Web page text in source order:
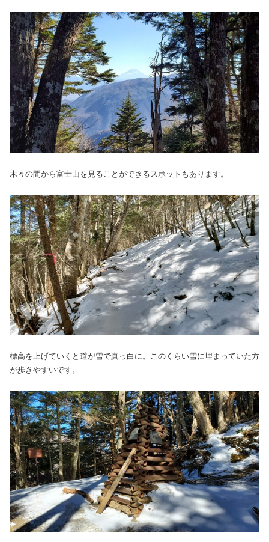
木々の間から富士山を見ることができるスポットもあります。
標高を上げていくと道が雪で真っ白に。このくらい雪に埋まっていた方
が歩きやすいです。